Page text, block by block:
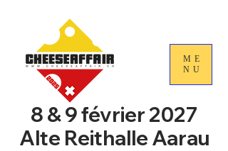
ME
NU
8 & 9 février 2027
Alte Reithalle Aarau